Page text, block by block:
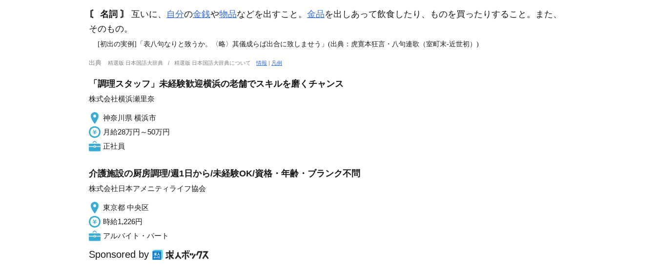
〘 名詞 〙 互いに、 自分の金銭や物品などを出すこと。 金品を出しあって飲食したり、ものを買ったりすること。また、
そのもの。
[初出の実例]「表八句なりと致うか。〈略〉其儀成らば出合に致しませう」(出典：虎寛本狂言・八句連歌（室町末‐近世初）)
出典 精選版 日本国語大辞典 精選版 日本国語大辞典について情報 | 凡例
「調理スタッフ」未経験歓迎横浜の老舗でスキルを磨くチャンス
株式会社横浜瀬里奈
神奈川県 横浜市
月給28万円～50万円
正社員
介護施設の厨房調理/週1日から/未経験OK/資格・年齢・ブランク不問
株式会社日本アメニティライフ協会
東京都 中央区
時給1,226円
アルバイト・パート
Sponsored by